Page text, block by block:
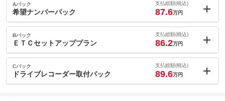
Aパック
希望ナンバーパック
支払総額(税込)
87.6万円
内：オプシ
ョン価格
(税込)
車両本体価
78.4万円
Bパック
ＥＴＣセットアッププラン
支払総額(税込)
86.2万円
内：オプシ
ョン価格
(税込)
車両本体価
Cパック
ドライブレコーダー取付パック
支払総額(税込)
89.6万円